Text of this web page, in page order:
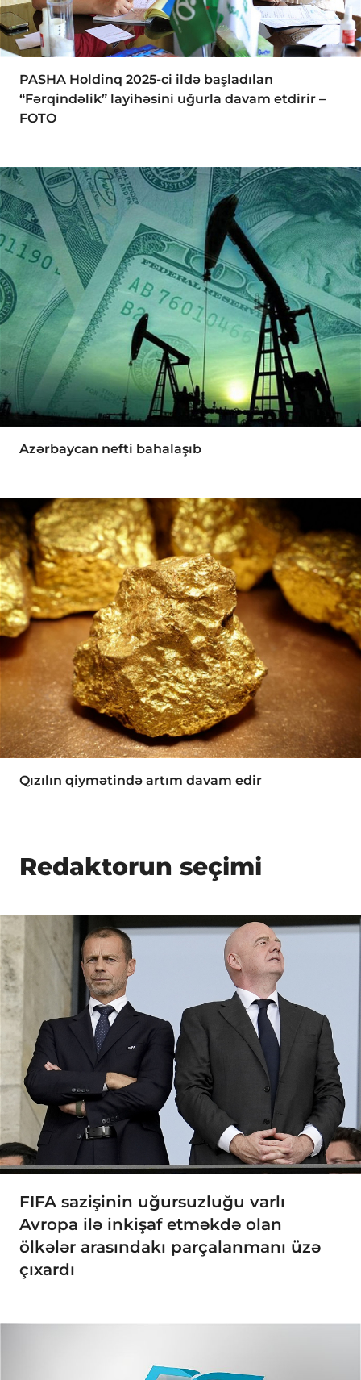
PASHA Holdinq 2025-ci ildə başladılan
“Fərqindəlik” layihəsini uğurla davam etdirir –
FOTO
Azərbaycan nefti bahalaşıb
Qızılın qiymətində artım davam edir
Redaktorun seçimi
FIFA sazişinin uğursuzluğu varlı
Avropa ilə inkişaf etməkdə olan
ölkələr arasındakı parçalanmanı üzə
çıxardı